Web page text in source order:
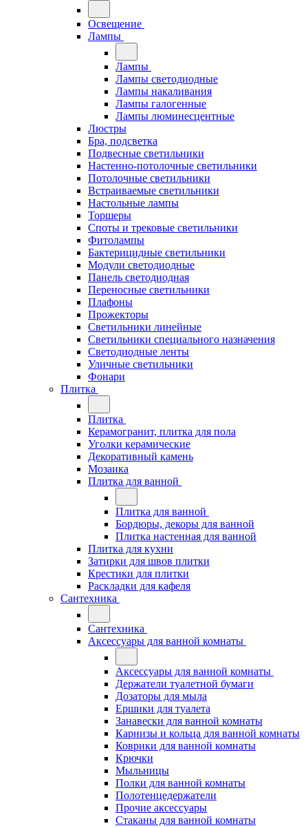
Освещение
Лампы
Лампы
Лампы светодиодные
Лампы накаливания
Лампы галогенные
Лампы люминесцентные
Люстры
Бра, подсветка
Подвесные светильники
Настенно-потолочные светильники
Потолочные светильники
Встраиваемые светильники
Настольные лампы
Торшеры
Споты и трековые светильники
Фитолампы
Бактерицидные светильники
Модули светодиодные
Панель светодиодная
Переносные светильники
Плафоны
Прожекторы
Светильники линейные
Светильники специального назначения
Светодиодные ленты
Уличные светильники
Фонари
Плитка
Плитка
Керамогранит, плитка для пола
Уголки керамические
Декоративный камень
Мозаика
Плитка для ванной
Плитка для ванной
Бордюры, декоры для ванной
Плитка настенная для ванной
Плитка для кухни
Затирки для швов плитки
Крестики для плитки
Раскладки для кафеля
Сантехника
Сантехника
Аксессуары для ванной комнаты
Аксессуары для ванной комнаты
Держатели туалетной бумаги
Дозаторы для мыла
Ершики для туалета
Занавески для ванной комнаты
Карнизы и кольца для ванной комнаты
Коврики для ванной комнаты
Крючки
Мыльницы
Полки для ванной комнаты
Полотенцедержатели
Прочие аксессуары
Стаканы для ванной комнаты